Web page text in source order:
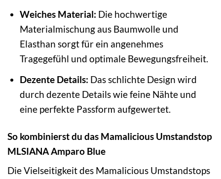
Weiches Material: Die hochwertige
Materialmischung aus Baumwolle und
Elasthan sorgt für ein angenehmes
Tragegefühl und optimale Bewegungsfreiheit.
Dezente Details: Das schlichte Design wird
durch dezente Details wie feine Nähte und
eine perfekte Passform aufgewertet.
So kombinierst du das Mamalicious Umstandstop
MLSIANA Amparo Blue
Die Vielseitigkeit des Mamalicious Umstandstops